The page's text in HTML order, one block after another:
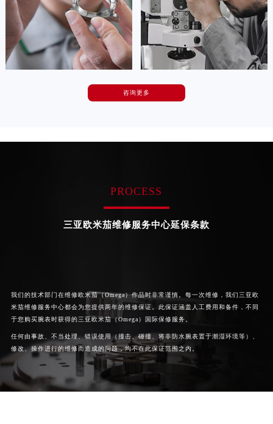
 天津欧米茄维修  上海欧米茄维修
卡罗琳·卡桑德拉 辛迪·克莱门特
咨询更多
PROCESS
三亚欧米茄维修服务中心延保条款
我们的技术部门在维修欧米茄（Omega）作品时非常谨慎。每一次维修，我们三亚欧
米茄维修服务中心都会为您提供两年的维修保证。此保证涵盖人工费用和备件，不同
于您购买腕表时获得的三亚欧米茄（Omega）国际保修服务。
任何由事故、不当处理、错误使用（撞击、碰撞、将非防水腕表置于潮湿环境等）、
修改、操作进行的维修而造成的问题，均不在此保证范围之内。